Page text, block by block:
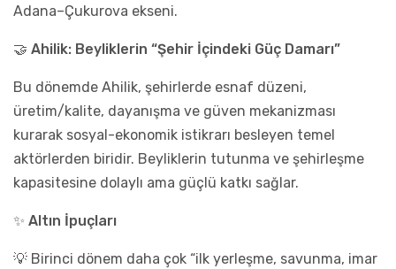
Adana–Çukurova ekseni.
🤝 Ahilik: Beyliklerin “Şehir İçindeki Güç Damarı”
Bu dönemde Ahilik, şehirlerde esnaf düzeni,
üretim/kalite, dayanışma ve güven mekanizması
kurarak sosyal-ekonomik istikrarı besleyen temel
aktörlerden biridir. Beyliklerin tutunma ve şehirleşme
kapasitesine dolaylı ama güçlü katkı sağlar.
✨ Altın İpuçları
💡 Birinci dönem daha çok “ilk yerleşme, savunma, imar